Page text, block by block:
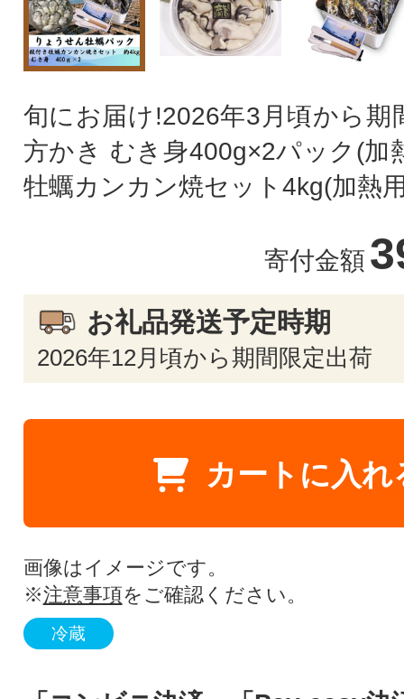
旬にお届け!2026年3月頃から期
方かき むき身400g×2パック(加
牡蠣カンカン焼セット4kg(加熱
寄付金額
お礼品発送予定時期
2026年12月頃から期間限定出荷
カートに入れ
画像はイメージです。
※注意事項をご確認ください。
冷蔵